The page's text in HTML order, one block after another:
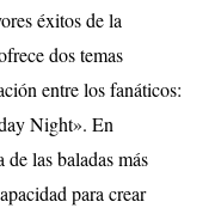
éxitos de la
dos temas
entre los fanáticos:
Night». En
las baladas más
para crear